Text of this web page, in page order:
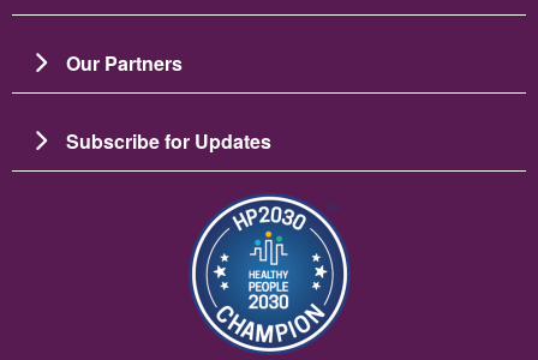
Our Partners
Subscribe for Updates
ပုံရိပ်